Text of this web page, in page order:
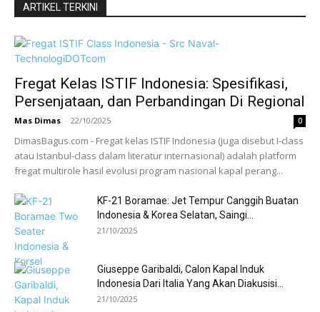
ARTIKEL TERKINI
Fregat Kelas ISTIF Indonesia: Spesifikasi,
Persenjataan, dan Perbandingan Di Regional
Mas Dimas - 22/10/2025 0
DimasBagus.com - Fregat kelas ISTIF Indonesia (juga disebut I-class
atau Istanbul-class dalam literatur internasional) adalah platform
fregat multirole hasil evolusi program nasional kapal perang...
KF-21 Boramae: Jet Tempur Canggih Buatan
Indonesia & Korea Selatan, Saingi...
21/10/2025
Giuseppe Garibaldi, Calon Kapal Induk
Indonesia Dari Italia Yang Akan Diakusisi...
21/10/2025